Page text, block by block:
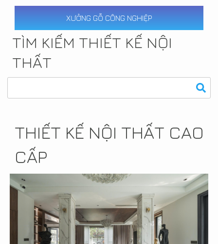
XƯỞNG GỖ CÔNG NGHIỆP
TÌM KIẾM THIẾT KẾ NỘI
THẤT
THIẾT KẾ NỘI THẤT CAO
CẤP